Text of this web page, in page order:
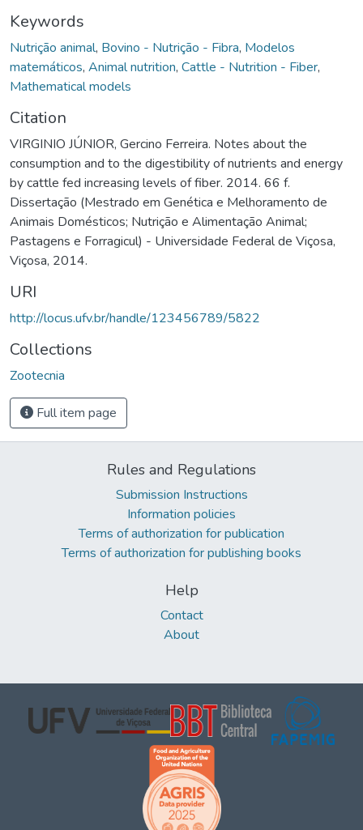
Keywords
Nutrição animal, Bovino - Nutrição - Fibra, Modelos
matemáticos, Animal nutrition, Cattle - Nutrition - Fiber,
Mathematical models
Citation
VIRGINIO JÚNIOR, Gercino Ferreira. Notes about the
consumption and to the digestibility of nutrients and energy
by cattle fed increasing levels of fiber. 2014. 66 f.
Dissertação (Mestrado em Genética e Melhoramento de
Animais Domésticos; Nutrição e Alimentação Animal;
Pastagens e Forragicul) - Universidade Federal de Viçosa,
Viçosa, 2014.
URI
http://locus.ufv.br/handle/123456789/5822
Collections
Zootecnia
Full item page
Rules and Regulations
Submission Instructions
Information policies
Terms of authorization for publication
Terms of authorization for publishing books
Help
Contact
About